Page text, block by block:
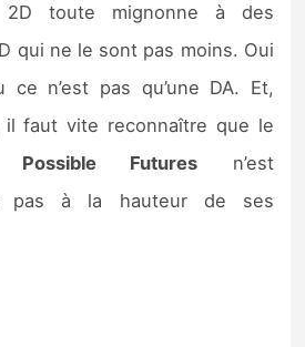
jeux Switch 2
2D toute mignonne à des
qui ne le sont pas moins. Oui
n’est pas qu’une DA. Et,
il faut vite reconnaître que le
Futures n’est
pas à la hauteur de ses